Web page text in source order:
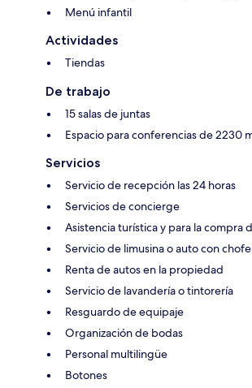
Menú infantil
Actividades
Tiendas
De trabajo
15 salas de juntas
Espacio para conferencias de 2230
Servicios
Servicio de recepción las 24 horas
Servicios de concierge
Asistencia turística y para la compra
Servicio de limusina o auto con
Renta de autos en la propiedad
Servicio de lavandería o tintorería
Resguardo de equipaje
Organización de bodas
Personal multilingüe
Botones